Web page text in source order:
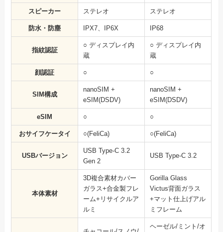
スピーカー ステレオ ステレオ
防水・防塵 IPX7、IP6X IP68
指紋認証
○ ディスプレイ内
蔵
○ ディスプレイ内
蔵
顔認証 ○ ○
SIM構成
nanoSIM +
eSIM(DSDV)
nanoSIM +
eSIM(DSDV)
eSIM ○ ○
おサイフケータイ ○(FeliCa) ○(FeliCa)
USBバージョン
USB Type-C 3.2
Gen 2
USB Type-C 3.2
本体素材
3D複合素材カバー
ガラス+合金製フレ
ーム+リサイクルア
ルミ
Gorilla Glass
Victus背面ガラス
+マット仕上げアル
ミフレーム
ヘーゼル/ミント/オ